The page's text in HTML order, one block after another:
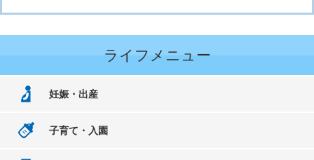
ライフメニュー
妊娠・出産
子育て・入園